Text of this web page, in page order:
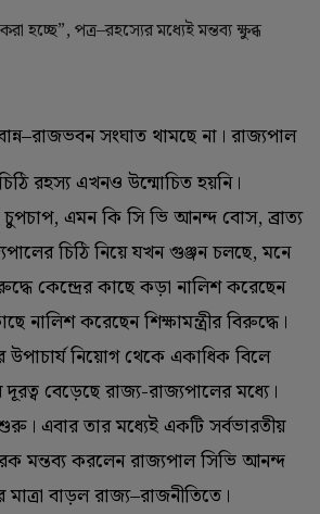
সংঘাত থামছে না। রাজ্যপাল
রহস্য এখনও উন্মোচিত হয়নি।
এমন কি সি ভি আনন্দ বোস, ব্রাত্য
চিঠি নিয়ে যখন গুঞ্জন চলছে, মনে
কেন্দ্রের কাছে কড়া নালিশ করেছেন
নালিশ করেছেন শিক্ষামন্ত্রীর বিরুদ্ধে।
উপাচার্য নিয়োগ থেকে একাধিক বিলে
দূরত্ব বেড়েছে রাজ্য-রাজ্যপালের মধ্যে।
এবার তার মধ্যেই একটি সর্বভারতীয়
মন্তব্য করলেন রাজ্যপাল সিভি আনন্দ
বাড়ল রাজ্য–রাজনীতিতে।